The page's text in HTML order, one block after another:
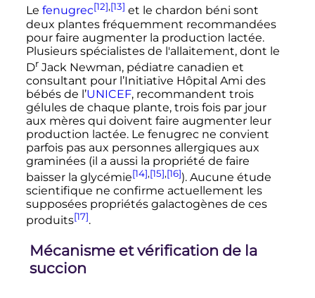
Le fenugrec[12],[13] et le chardon béni sont
deux plantes fréquemment recommandées
pour faire augmenter la production lactée.
Plusieurs spécialistes de l'allaitement, dont le
DrJack Newman, pédiatre canadien et
consultant pour l’Initiative Hôpital Ami des
bébés de l’UNICEF, recommandent trois
gélules de chaque plante, trois fois par jour
aux mères qui doivent faire augmenter leur
production lactée. Le fenugrec ne convient
parfois pas aux personnes allergiques aux
graminées(il a aussi la propriété de faire
baisser la glycémie[14],[15],[16]). Aucune étude
scientifique ne confirme actuellement les
supposées propriétés galactogènes de ces
produits[17].
Mécanisme et vérification de la
succion